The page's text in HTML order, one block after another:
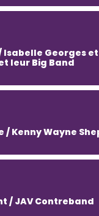
Isabelle Georges
leur Big Band
/ Kenny Wayne
/ JAV Contreband